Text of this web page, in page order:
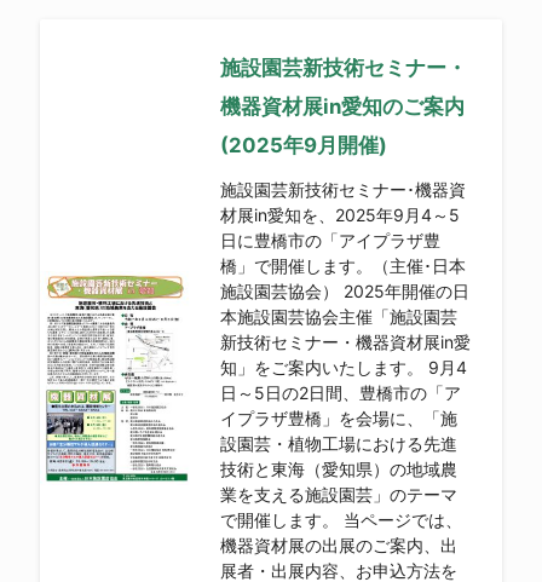
施設園芸新技術セミナー・
機器資材展in愛知のご案内
(2025年9月開催)
施設園芸新技術セミナー･機器資
材展in愛知を、2025年9月4～5
日に豊橋市の「アイプラザ豊
橋」で開催します。（主催･日本
施設園芸協会） 2025年開催の日
本施設園芸協会主催「施設園芸
新技術セミナー・機器資材展in愛
知」をご案内いたします。 9月4
日～5日の2日間、豊橋市の「ア
イプラザ豊橋」を会場に、「施
設園芸・植物工場における先進
技術と東海（愛知県）の地域農
業を支える施設園芸」のテーマ
で開催します。 当ページでは、
機器資材展の出展のご案内、出
展者・出展内容、お申込方法を